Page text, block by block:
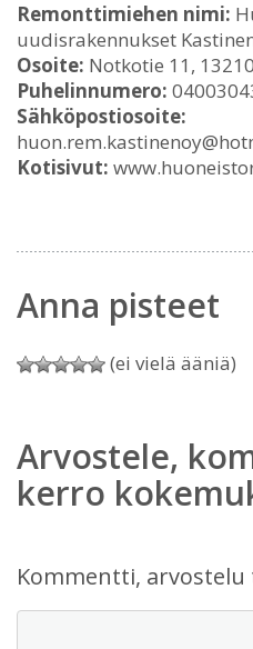
Remonttimiehen nimi:
uudisrakennukset
Osoite: Notkotie 11,
Puhelinnumero:
Sähköpostiosoite:
Kotisivut:
Anna pisteet
(ei vielä ääniä)
Arvostele,
kerro
Kommentti, arvostelu